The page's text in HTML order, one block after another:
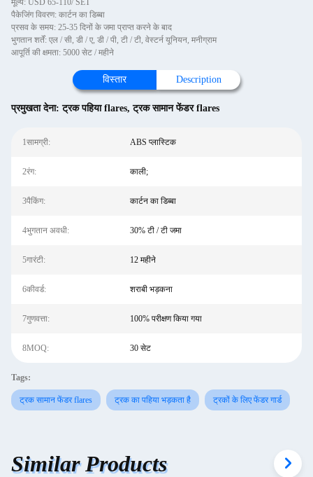
मूल्य: USD 65-110/ SET
पैकेजिंग विवरण: कार्टन का डिब्बा
प्रसव के समय: 25-35 दिनों के जमा प्राप्त करने के बाद
भुगतान शर्तें: एल / सी, डी / ए, डी / पी, टी / टी, वेस्टर्न यूनियन, मनीग्राम
आपूर्ति की क्षमता: 5000 सेट / महीने
विस्तार Description
प्रमुखता देना:ट्रक पहिया flares,ट्रक सामान फेंडर flares
1सामग्री: ABS प्लास्टिक
2रंग: काली;
3पैकिंग: कार्टन का डिब्बा
4भुगतान अवधी: 30% टी / टी जमा
5गारंटी: 12 महीने
6कीवर्ड: शराबी भड़कना
7गुणवत्ता: 100% परीक्षण किया गया
8MOQ: 30 सेट
Tags:
ट्रक सामान फेंडर flares ट्रक का पहिया भड़कता है ट्रकों के लिए फेंडर गार्ड
Similar Products